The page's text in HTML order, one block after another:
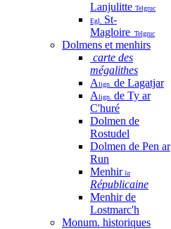
Lanjulitte Telgruc
Egl. St-
Magloire Telgruc
Dolmens et menhirs
carte des
mégalithes
Align. de Lagatjar
Align. de Ty ar
C'huré
Dolmen de
Rostudel
Dolmen de Pen ar
Run
Menhirla
Républicaine
Menhir de
Lostmarc'h
Monum. historiques